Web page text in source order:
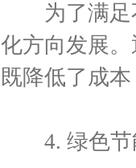
为了满足不
化方向发展
既降低了成
4. 绿色节